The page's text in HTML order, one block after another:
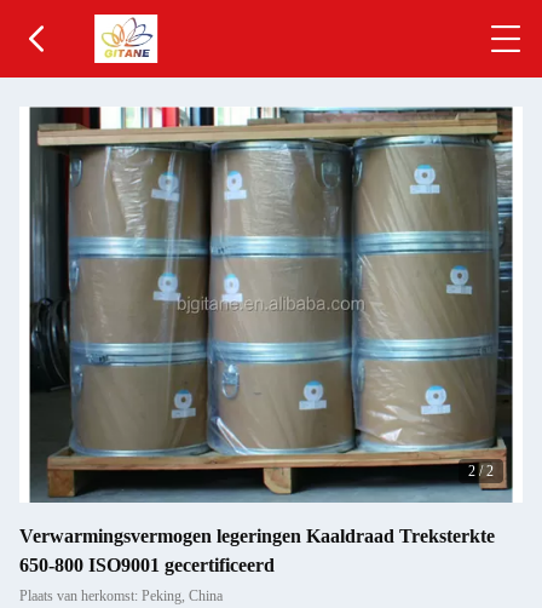
2 /2
Verwarmingsvermogen legeringen Kaaldraad Treksterkte
650-800 ISO9001 gecertificeerd
Plaats van herkomst: Peking, China